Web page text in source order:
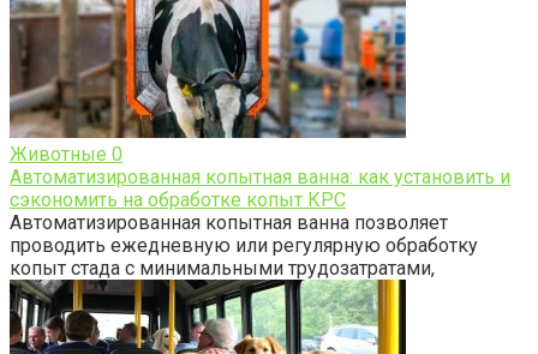
Животные 0
Автоматизированная копытная ванна: как установить и
сэкономить на обработке копыт КРС
Автоматизированная копытная ванна позволяет
проводить ежедневную или регулярную обработку
копыт стада с минимальными трудозатратами,